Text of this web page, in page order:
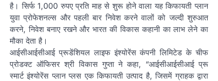
है। सिर्फ 1,000 रुपए प्रति माह से शुरू होने वाला यह किफायती प्लान
युवा प्रोफेशनल्स और पहली बार निवेश करने वालों को जल्दी शुरुआत
करने, निवेश बनाए रखने और भारत की विकास कहानी का लाभ लेने का
मौका देता है।
आईसीआईसीआई प्रूडेंशियल लाइफ इंश्योरेंस कंपनी लिमिटेड के चीफ
प्रोडक्ट ऑफिसर श्री विकास गुप्ता ने कहा, “आईसीआईसीआई प्रू
स्मार्ट इंश्योरेंस प्लान प्लस एक किफायती उत्पाद है, जिसमें ग्राहक द्वारा